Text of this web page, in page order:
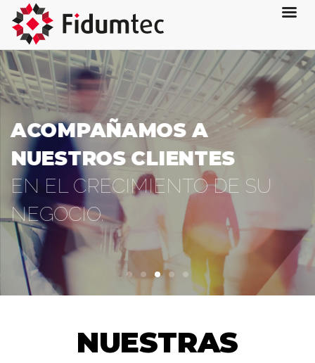
ACOMPAÑAMOS A
NUESTROS CLIENTES
EN EL CRECIMIENTO DE SU
NEGOCIO.
NUESTRAS